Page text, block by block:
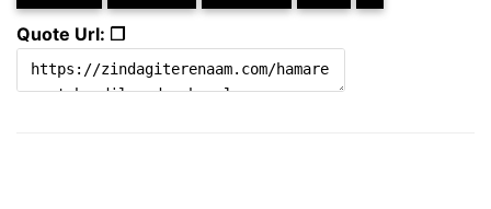
Quote Url: ❐